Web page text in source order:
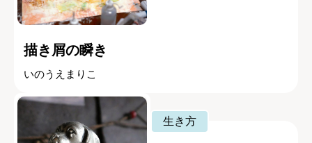
描き屑の瞬き
いのうえまりこ
生き方